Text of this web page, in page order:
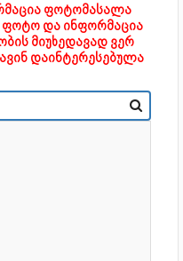
ფოტომასალა
ფოტო და ინფორმაცია
მიუხედავად ვერ
დაინტერესებულა